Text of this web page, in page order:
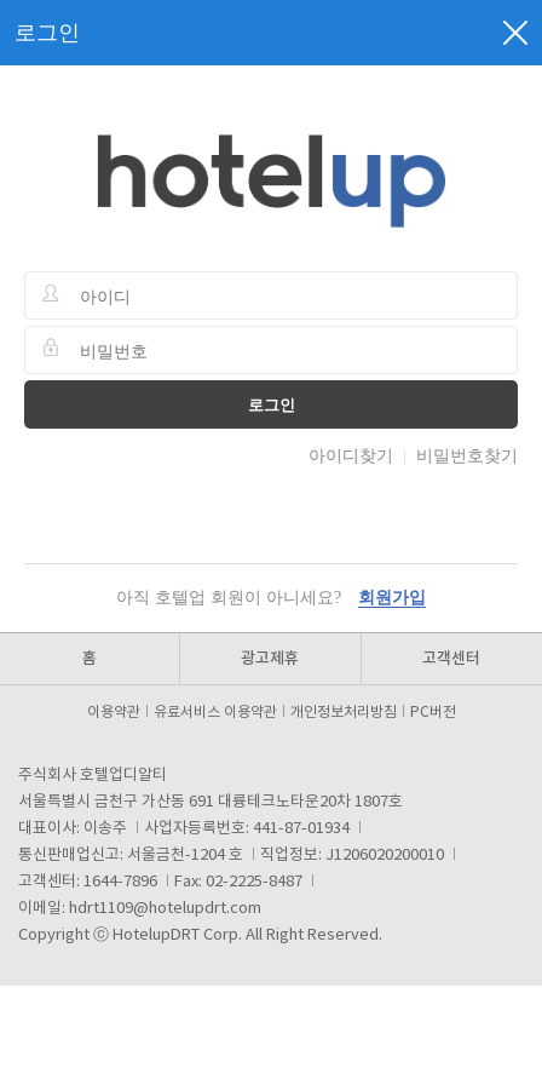
로그인
로그인
아이디찾기 비밀번호찾기
아직 호텔업 회원이 아니세요? 회원가입
홈 광고제휴 고객센터
이용약관 유료서비스 이용약관 개인정보처리방침 PC버전
주식회사 호텔업디알티
서울특별시 금천구 가산동 691 대륭테크노타운20차 1807호
대표이사: 이송주
사업자등록번호: 441-87-01934
통신판매업신고: 서울금천-1204 호
직업정보: J1206020200010
고객센터: 1644-7896
Fax: 02-2225-8487
이메일: hdrt1109@hotelupdrt.com
Copyright ⓒ HotelupDRT Corp. All Right Reserved.